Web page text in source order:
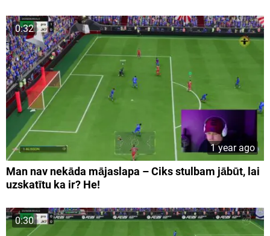
0:32
1 year ago
Man nav nekāda mājaslapa – Ciks stulbam jābūt, lai
uzskatītu ka ir? He!
0:30